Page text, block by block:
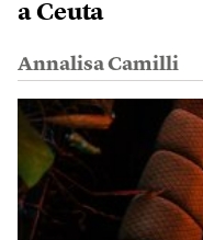
a Ceuta
Annalisa Camilli